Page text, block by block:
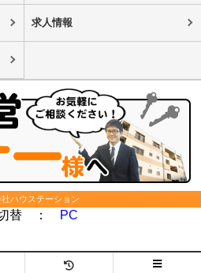
求人情報
ハウステーション
替 ： PC